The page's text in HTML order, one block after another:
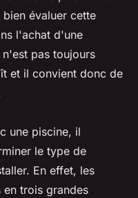
évaluer cette
l'achat d'une
pas toujours
et il convient donc de
une piscine, il
le type de
En effet, les
en trois grandes